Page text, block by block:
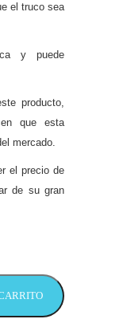
el truco sea
y puede
producto,
que esta
mercado.
el precio de
de su gran